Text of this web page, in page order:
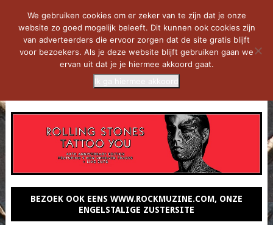
BEZOEK OOK EENS WWW.ROCKMUZINE.COM, ONZE
ENGELSTALIGE ZUSTERSITE
We gebruiken cookies om er zeker van te zijn dat je onze
website zo goed mogelijk beleeft. Dit kunnen ook cookies zijn
van adverteerders die ervoor zorgen dat de site gratis blijft
voor bezoekers. Als je deze website blijft gebruiken gaan we
ervan uit dat je je hiermee akkoord gaat.
Ik ga hiermee akkoord